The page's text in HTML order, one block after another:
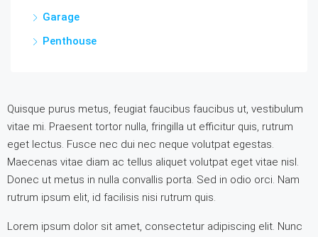
Garage
Penthouse
Quisque purus metus, feugiat faucibus faucibus ut, vestibulum
vitae mi. Praesent tortor nulla, fringilla ut efficitur quis, rutrum
eget lectus. Fusce nec dui nec neque volutpat egestas.
Maecenas vitae diam ac tellus aliquet volutpat eget vitae nisl.
Donec ut metus in nulla convallis porta. Sed in odio orci. Nam
rutrum ipsum elit, id facilisis nisi rutrum quis.
Lorem ipsum dolor sit amet, consectetur adipiscing elit. Nunc